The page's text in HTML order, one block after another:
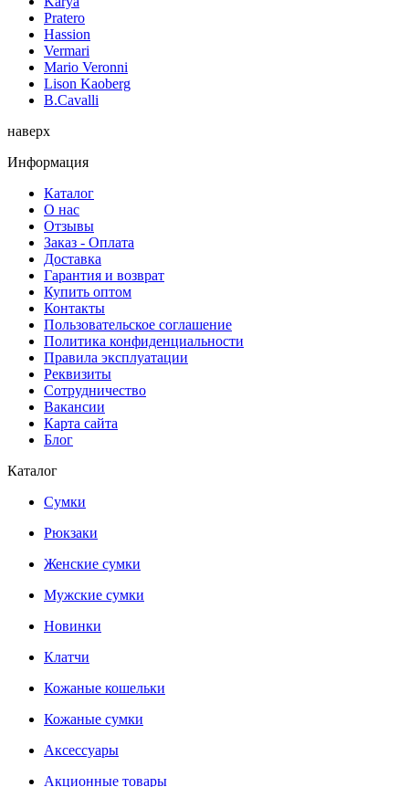
Pratero
Hassion
Vermari
Mario Veronni
Lison Kaoberg
B.Cavalli
наверх
Информация
Каталог
О нас
Отзывы
Заказ - Оплата
Доставка
Гарантия и возврат
Купить оптом
Контакты
Пользовательское соглашение
Политика конфиденциальности
Правила эксплуатации
Реквизиты
Сотрудничество
Вакансии
Карта сайта
Блог
Каталог
Сумки
Рюкзаки
Женские сумки
Мужские сумки
Новинки
Клатчи
Кожаные кошельки
Кожаные сумки
Аксессуары
Акционные товары